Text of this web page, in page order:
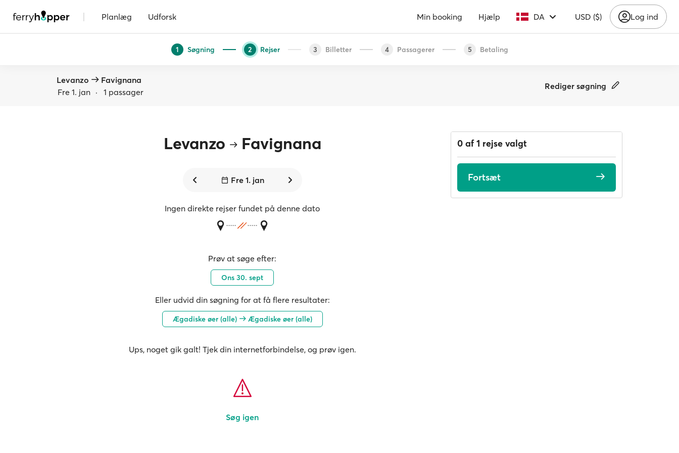
| Planlæg Udforsk Min booking Hjælp DA USD ($) Log ind
1 Søgning 2 Rejser 3 Billetter 4 Passagerer 5 Betaling
Levanzo
Favignana
Fre 1. jan · 1 passager
Rediger søgning
Levanzo Favignana
Fre 1. jan
Ingen direkte rejser fundet på denne dato
Prøv at søge efter:
Ons 30. sept
Eller udvid din søgning for at få flere resultater:
Ægadiske øer (alle) Ægadiske øer (alle)
Ups, noget gik galt! Tjek din internetforbindelse, og prøv igen.
Søg igen
0 af 1 rejse valgt
Fortsæt